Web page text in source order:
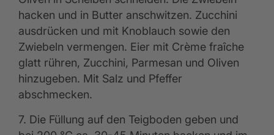
hacken und in Butter anschwitzen. Zucchini
ausdrücken und mit Knoblauch sowie den
Zwiebeln vermengen. Eier mit Crème fraîche
glatt rühren, Zucchini, Parmesan und Oliven
hinzugeben. Mit Salz und Pfeffer
abschmecken.
7. Die Füllung auf den Teigboden geben und